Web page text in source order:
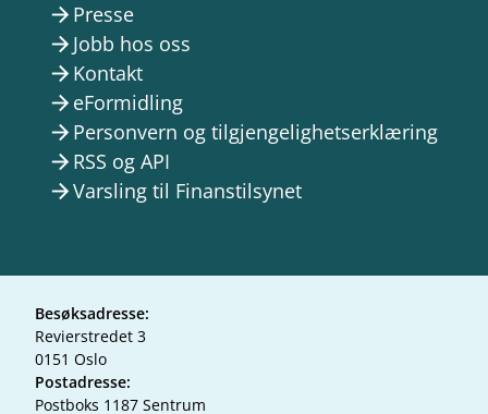
arrow_forward Presse
arrow_forward Jobb hos oss
arrow_forward Kontakt
arrow_forward eFormidling
arrow_forward Personvern og tilgjengelighetserklæring
arrow_forward RSS og API
arrow_forwardVarsling til Finanstilsynet
Besøksadresse:
Revierstredet 3
0151 Oslo
Postadresse:
Postboks 1187 Sentrum